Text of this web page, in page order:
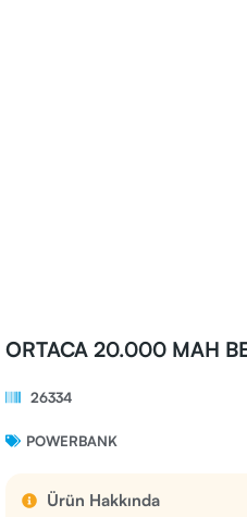
ORTACA 20.000 MAH
26334
POWERBANK
Ürün Hakkında